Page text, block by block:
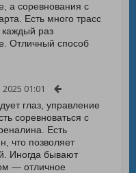
а соревнования с
Есть много трасс
раз
Отличный способ
01:01
глаз, управление
соревноваться с
Есть
что позволяет
Иногда бывают
— отличное